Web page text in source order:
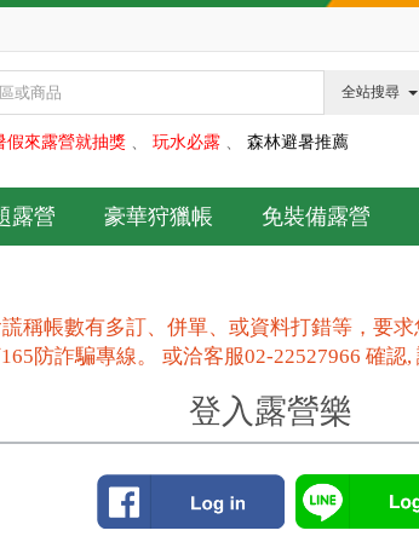
全站搜尋
假來露營就抽獎、 玩水必露、 森林避暑推薦
露營 豪華狩獵帳 免裝備露營
稱帳數有多訂、併單、或資料打錯等，要
防詐騙專線。 或洽客服02-22527966 確認,
登入露營樂